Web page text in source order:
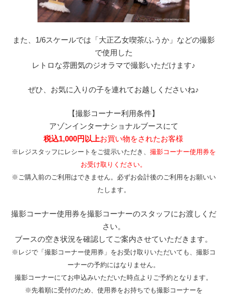
また、1/6スケールでは「大正乙女喫茶/ふうか」などの撮影
で使用した
レトロな雰囲気のジオラマで撮影いただけます♪
ぜひ、お気に入りの子を連れてお越しくださいね♪
【撮影コーナー利用条件】
アゾンインターナショナルブースにて
税込1,000円以上お買い物をされたお客様
※レジスタッフにレシートをご提示いただき、 撮影コーナー使用券を
お受け取りください。
※ご購入前のご利用はできません。必ずお会計後のご利用をお願いい
たします。
撮影コーナー使用券を撮影コーナーのスタッフにお渡しくだ
さい。
ブースの空き状況を確認してご案内させていただきます。
※レジで「撮影コーナー使用券」をお受け取りいただいても、撮影コ
ーナーの予約にはなりません。
撮影コーナーにてお申込みいただいた時点よりご予約となります。
※先着順に受付のため、使用券をお持ちでも撮影コーナーを